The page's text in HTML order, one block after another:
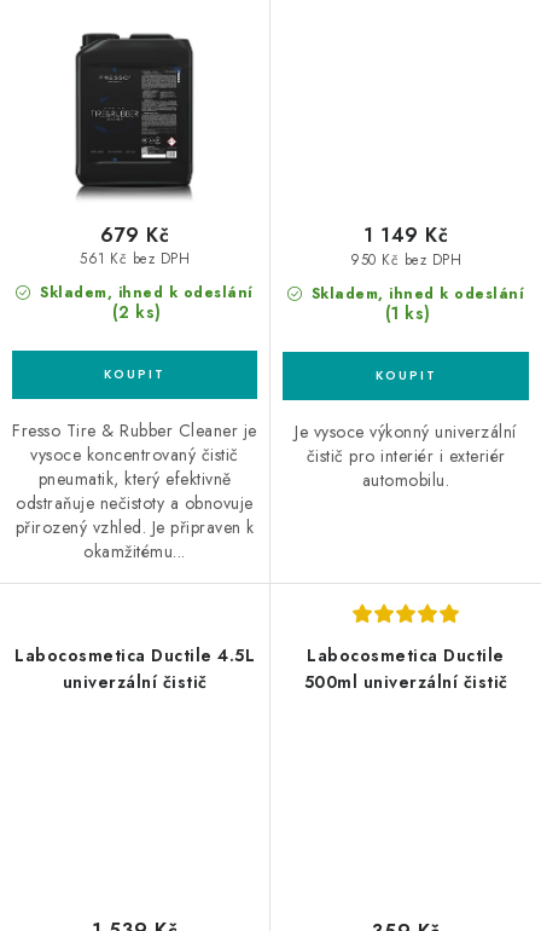
Skladem, ihned k odeslání
(2 ks)
561 Kč bez DPH
679 Kč
Fresso Tire & Rubber Cleaner je
vysoce koncentrovaný čistič
pneumatik, který efektivně
odstraňuje nečistoty a obnovuje
přirozený vzhled. Je připraven k
okamžitému...
Skladem, ihned k odeslání
(1 ks)
950 Kč bez DPH
1 149 Kč
Je vysoce výkonný univerzální
čistič pro interiér i exteriér
automobilu.
Labocosmetica Ductile 4.5L
univerzální čistič
Labocosmetica Ductile
500ml univerzální čistič